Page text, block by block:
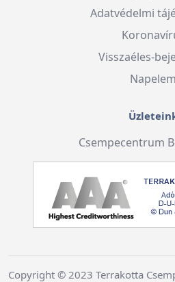
Adatvédelmi
Visszaéles-
Napelem
Csempecentrum
Copyright © 2023 Terrakotta